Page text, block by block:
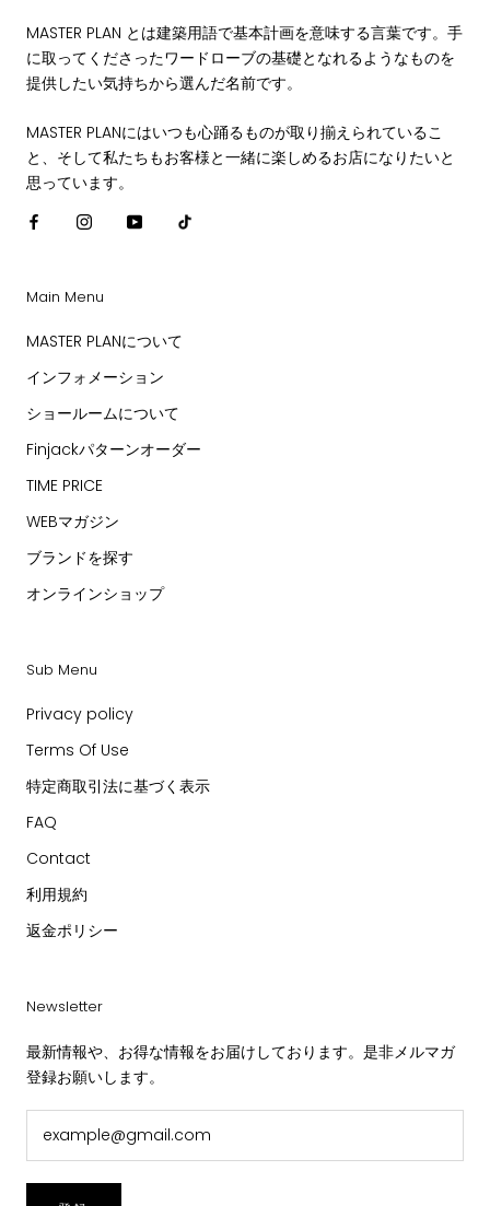
MASTER PLAN とは建築用語で基本計画を意味する言葉です。手
に取ってくださったワードローブの基礎となれるようなものを
提供したい気持ちから選んだ名前です。
MASTER PLANにはいつも心踊るものが取り揃えられているこ
と、そして私たちもお客様と一緒に楽しめるお店になりたいと
思っています。
Main Menu
MASTER PLANについて
インフォメーション
ショールームについて
Finjackパターンオーダー
TIME PRICE
WEBマガジン
ブランドを探す
オンラインショップ
Sub Menu
Privacy policy
Terms Of Use
特定商取引法に基づく表示
FAQ
Contact
利用規約
返金ポリシー
Newsletter
最新情報や、お得な情報をお届けしております。是非メルマガ
登録お願いします。